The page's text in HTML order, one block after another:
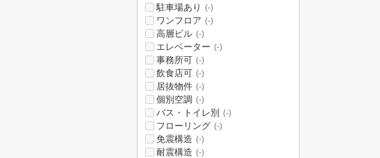
駐車場あり (-)
ワンフロア (-)
高層ビル (-)
エレベーター (-)
事務所可 (-)
飲食店可 (-)
居抜物件 (-)
個別空調 (-)
バス・トイレ別 (-)
フローリング (-)
免震構造 (-)
耐震構造 (-)